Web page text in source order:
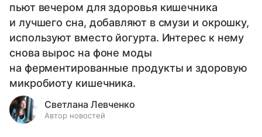
пьют вечером для здоровья кишечника
и лучшего сна, добавляют в смузи и окрошку,
используют вместо йогурта. Интерес к нему
снова вырос на фоне моды
на ферментированные продукты и здоровую
микробиоту кишечника.
Светлана Левченко
Автор новостей